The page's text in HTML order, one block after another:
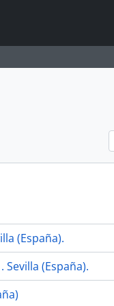
(España).
(España).